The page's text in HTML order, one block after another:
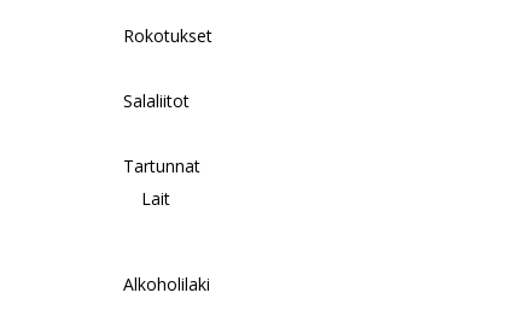
Rokotukset
Salaliitot
Tartunnat
Lait
Alkoholilaki